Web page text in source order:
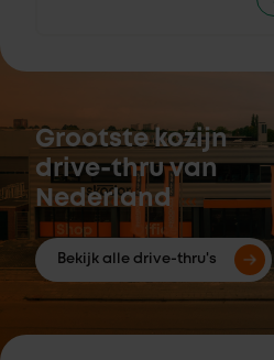
Grootste kozijn
drive-thru van
Nederland
Bekijk alle drive-thru's